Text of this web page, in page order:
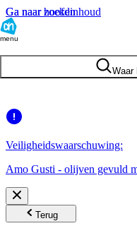
Ga naar hoofdinhoud
Ga naar zoeken
menu
Waar
Veiligheidswaarschuwing:
Amo Gusti - olijven gevuld
Terug